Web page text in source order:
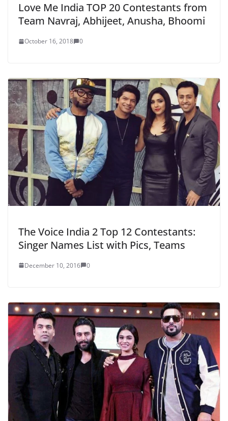
Love Me India TOP 20 Contestants from
Team Navraj, Abhijeet, Anusha, Bhoomi
October 16, 2018 0
The Voice India 2 Top 12 Contestants:
Singer Names List with Pics, Teams
December 10, 2016 0